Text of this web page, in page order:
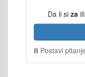
Da li si za ili
ili Postavi pitanje